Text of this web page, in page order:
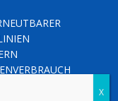
(03.10.2025)